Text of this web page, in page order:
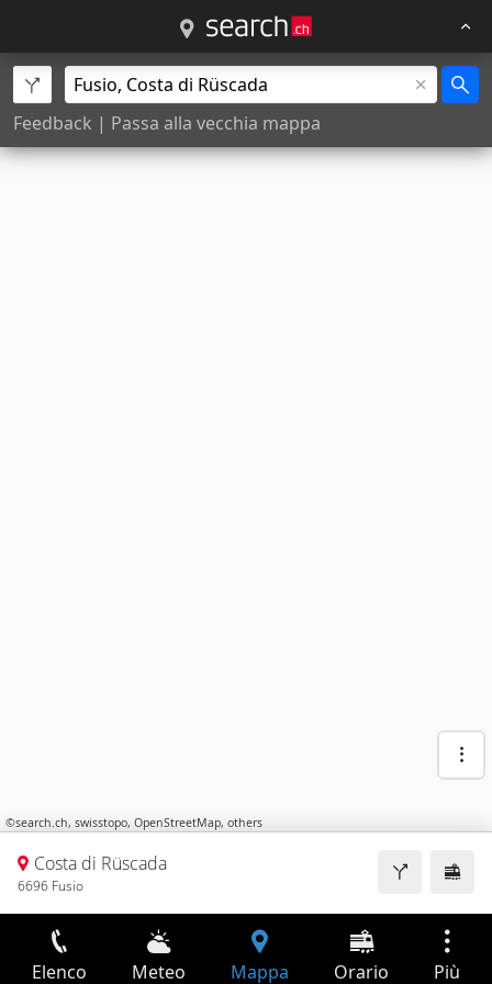
Feedback | Passa alla vecchia mappa
©search.ch, swisstopo, OpenStreetMap, others
Costa di Rüscada
6696 Fusio
Elenco Meteo Mappa Orario Più